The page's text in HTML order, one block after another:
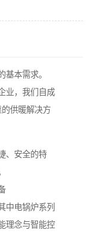
本需求。
业，我们自成
供暖解决方
、安全的特
中电锅炉系列
理念与智能控